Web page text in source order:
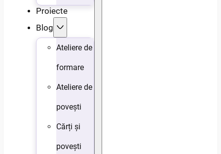
Proiecte
Blog
Ateliere de
formare
Ateliere de
povești
Cărți și
povești